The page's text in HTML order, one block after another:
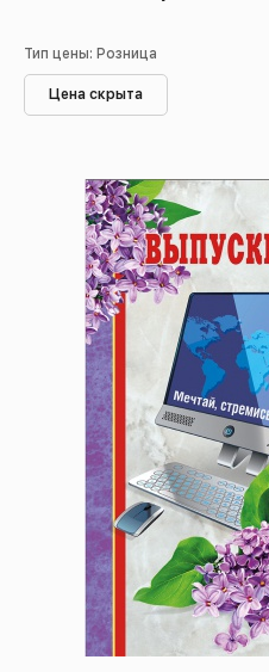
Тип цены: Розница
Цена скрыта